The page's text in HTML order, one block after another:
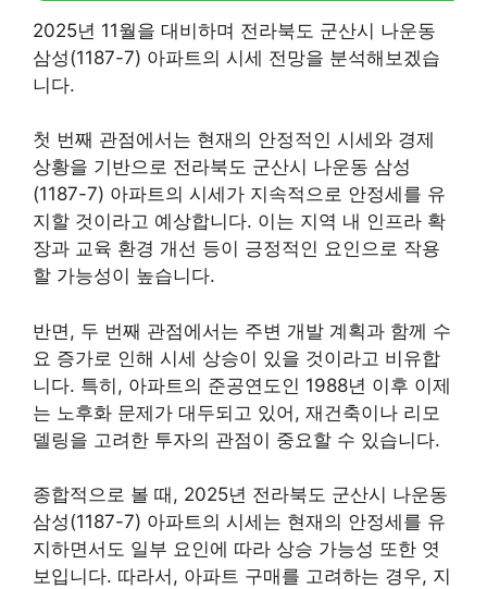
2025년 11월을 대비하며 전라북도 군산시 나운동
삼성(1187-7) 아파트의 시세 전망을 분석해보겠습
니다.
첫 번째 관점에서는 현재의 안정적인 시세와 경제
상황을 기반으로 전라북도 군산시 나운동 삼성
(1187-7) 아파트의 시세가 지속적으로 안정세를 유
지할 것이라고 예상합니다. 이는 지역 내 인프라 확
장과 교육 환경 개선 등이 긍정적인 요인으로 작용
할 가능성이 높습니다.
반면, 두 번째 관점에서는 주변 개발 계획과 함께 수
요 증가로 인해 시세 상승이 있을 것이라고 비유합
니다. 특히, 아파트의 준공연도인 1988년 이후 이제
는 노후화 문제가 대두되고 있어, 재건축이나 리모
델링을 고려한 투자의 관점이 중요할 수 있습니다.
종합적으로 볼 때, 2025년 전라북도 군산시 나운동
삼성(1187-7) 아파트의 시세는 현재의 안정세를 유
지하면서도 일부 요인에 따라 상승 가능성 또한 엿
보입니다. 따라서, 아파트 구매를 고려하는 경우, 지